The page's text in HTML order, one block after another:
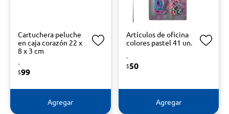
Cartuchera peluche
en caja corazón 22 x
8 x 3 cm
-
$99
Agregar
Artículos de oficina
colores pastel 41 un.
-
$50
Agregar